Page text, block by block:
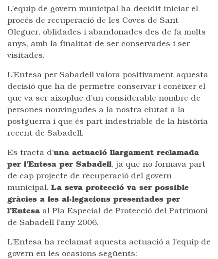
L’equip de govern municipal ha decidit iniciar el
procés de recuperació de les Coves de Sant
Oleguer, oblidades i abandonades des de fa molts
anys, amb la finalitat de ser conservades i ser
visitades.
L’Entesa per Sabadell valora positivament aquesta
decisió que ha de permetre conservar i conèixer el
que va ser aixopluc d’un considerable nombre de
persones nouvingudes a la nostra ciutat a la
postguerra i que és part indestriable de la història
recent de Sabadell.
Es tracta d’una actuació llargament reclamada
per l’Entesa per Sabadell, ja que no formava part
de cap projecte de recuperació del govern
municipal. La seva protecció va ser possible
gràcies a les al·legacions presentades per
l’Entesa al Pla Especial de Protecció del Patrimoni
de Sabadell l’any 2006.
L’Entesa ha reclamat aquesta actuació a l’equip de
govern en les ocasions següents: